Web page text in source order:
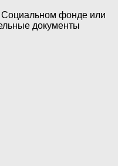
Социальном фонде или
документы